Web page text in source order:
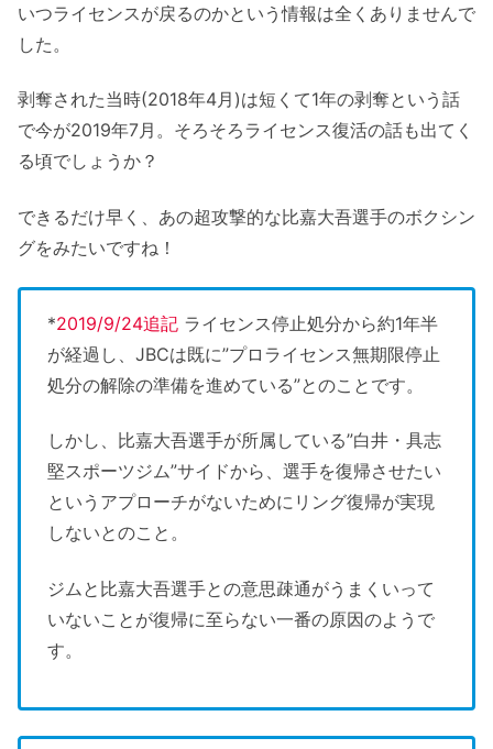
いつライセンスが戻るのかという情報は全くありませんで
した。
剥奪された当時(2018年4月)は短くて1年の剥奪という話
で今が2019年7月。そろそろライセンス復活の話も出てく
る頃でしょうか？
できるだけ早く、あの超攻撃的な比嘉大吾選手のボクシン
グをみたいですね！
*2019/9/24追記 ライセンス停止処分から約1年半
が経過し、JBCは既に”プロライセンス無期限停止
処分の解除の準備を進めている”とのことです。
しかし、比嘉大吾選手が所属している”白井・具志
堅スポーツジム”サイドから、選手を復帰させたい
というアプローチがないためにリング復帰が実現
しないとのこと。
ジムと比嘉大吾選手との意思疎通がうまくいって
いないことが復帰に至らない一番の原因のようで
す。